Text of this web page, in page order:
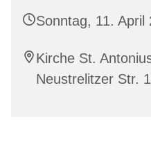
Sonntag, 11.
Kirche St.
Neustrelitzer Str.